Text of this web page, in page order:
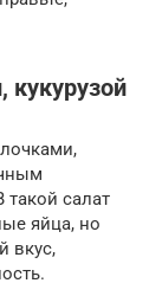
салат
яйца, но
вкус,